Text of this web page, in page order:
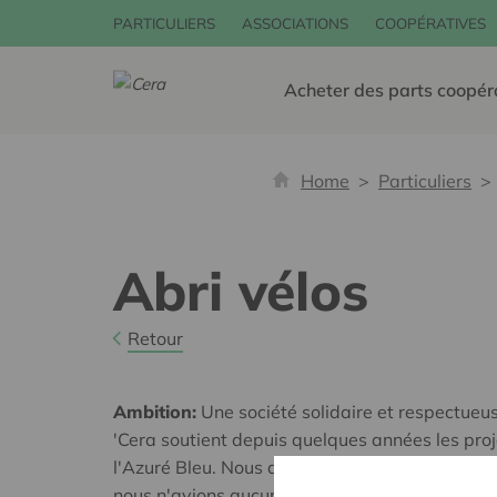
PARTICULIERS ASSOCIATIONS COOPÉRATIVES
Acheter des parts
Home Particuliers
Abri vélos
Retour
Ambition: Une société solidaire et
'Cera soutient depuis quelques années les
l'Azuré Bleu. Nous avons acquis un parcs à